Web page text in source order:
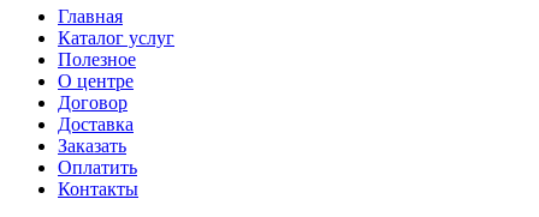
Главная
Каталог услуг
Полезное
О центре
Договор
Доставка
Заказать
Оплатить
Контакты